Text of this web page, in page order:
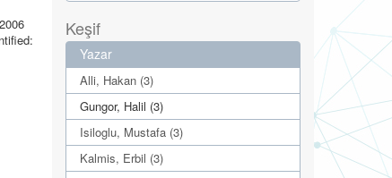
Keşif
Yazar
Alli, Hakan (3)
Gungor, Halil (3)
Isiloglu, Mustafa (3)
Kalmis, Erbil (3)